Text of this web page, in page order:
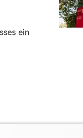
ein